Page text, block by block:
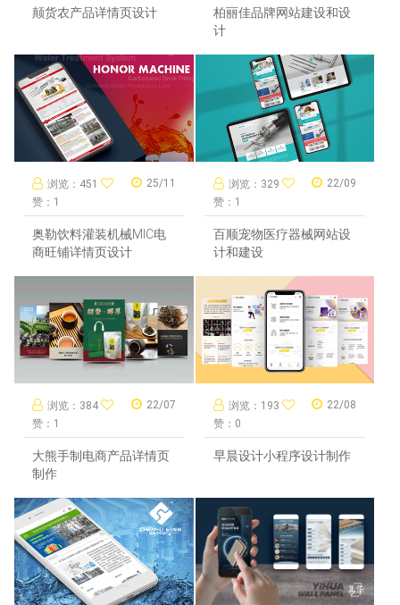
颠货农产品详情页设计
柏丽佳品牌网站建设和设
计
浏览：451
赞：1
25/11
奥勒饮料灌装机械MIC电
商旺铺详情页设计
浏览：329
赞：1
22/09
百顺宠物医疗器械网站设
计和建设
浏览：384
赞：1
22/07
大熊手制电商产品详情页
制作
浏览：193
赞：0
22/08
早晨设计小程序设计制作